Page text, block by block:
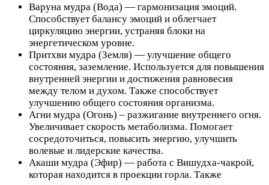
Варуна мудра (Вода) — гармонизация эмоций.
Способствует балансу эмоций и облегчает
циркуляцию энергии, устраняя блоки на
энергетическом уровне.
Притхви мудра (Земля) — улучшение общего
состояния, заземление. Используется для повышения
внутренней энергии и достижения равновесия
между телом и духом. Также способствует
улучшению общего состояния организма.
Агни мудра (Огонь) – разжигание внутреннего огня.
Увеличивает скорость метаболизма. Помогает
сосредоточиться, повысить энергию, улучшить
волевые и лидерские качества.
Акаши мудра (Эфир) — работа с Вишудха-чакрой,
которая находится в проекции горла. Также